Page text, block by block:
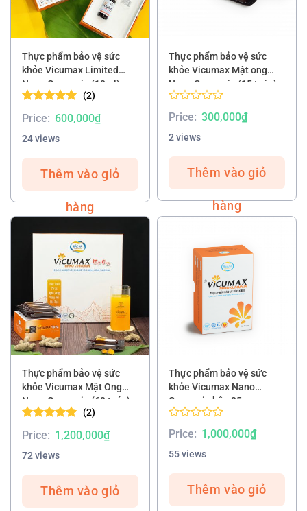
Thực phẩm bảo vệ sức
khỏe Vicumax Limited
Nano Curcumin (10ml)
Được xếp
hạng5.00
5 sao
(2)
Price: 600,000₫
24 views
Thêm vào giỏ
hàng
Thực phẩm bảo vệ sức
khỏe Vicumax Mật ong
Nano Curcumin (15 tuýp)
Rated
0.00
out
of
5
Price: 300,000₫
2 views
Thêm vào giỏ
hàng
Thực phẩm bảo vệ sức
khỏe Vicumax Mật Ong
Nano Curcumin (60 tuýp)
hạng5.00
5 sao
(2)
Price: 1,200,000₫
72 views
Thêm vào giỏ
Thực phẩm bảo vệ sức
khỏe Vicumax Nano
Curcumin hộp 35 gam
Rated
0.00
out
of
5
Price: 1,000,000₫
55 views
Thêm vào giỏ